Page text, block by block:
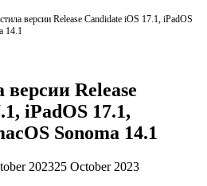
версии Release Candidate iOS 17.1, iPadOS
14.1
Release
iPadOS 17.1,
Sonoma 14.1
202325 October 2023